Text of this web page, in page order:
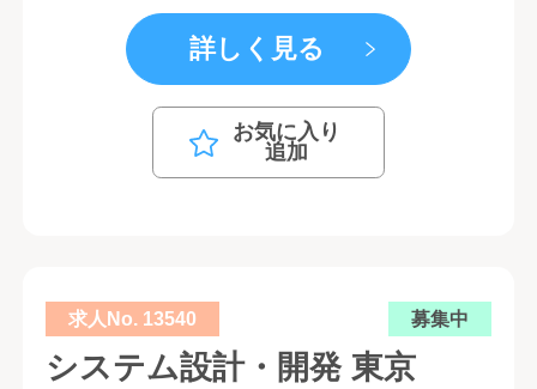
詳しく見る
お気に入り
追加
求人No. 13540 募集中
システム設計・開発 東京